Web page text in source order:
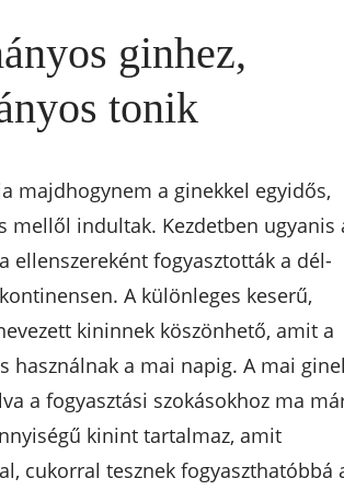
ginhez,
tonik
majdhogynem a ginekkel egyidős,
mellől indultak. Kezdetben ugyanis
ellenszereként fogyasztották a dél-
A különleges keserű,
kininnek köszönhető, amit a
használnak a mai napig. A mai
a fogyasztási szokásokhoz ma
kinint tartalmaz, amit
cukorral tesznek fogyaszthatóbbá